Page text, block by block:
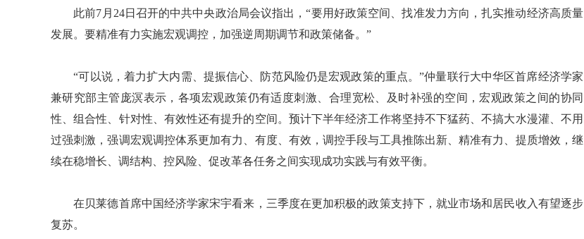
此前7月24日召开的中共中央政治局会议指出，“要用好政策空间、找准发力方向，扎实推动经济高质量
发展。要精准有力实施宏观调控，加强逆周期调节和政策储备。”
“可以说，着力扩大内需、提振信心、防范风险仍是宏观政策的重点。”仲量联行大中华区首席经济学家
兼研究部主管庞溟表示，各项宏观政策仍有适度刺激、合理宽松、及时补强的空间，宏观政策之间的协同
性、组合性、针对性、有效性还有提升的空间。预计下半年经济工作将坚持不下猛药、不搞大水漫灌、不用
过强刺激，强调宏观调控体系更加有力、有度、有效，调控手段与工具推陈出新、精准有力、提质增效，继
续在稳增长、调结构、控风险、促改革各任务之间实现成功实践与有效平衡。
在贝莱德首席中国经济学家宋宇看来，三季度在更加积极的政策支持下，就业市场和居民收入有望逐步
复苏。